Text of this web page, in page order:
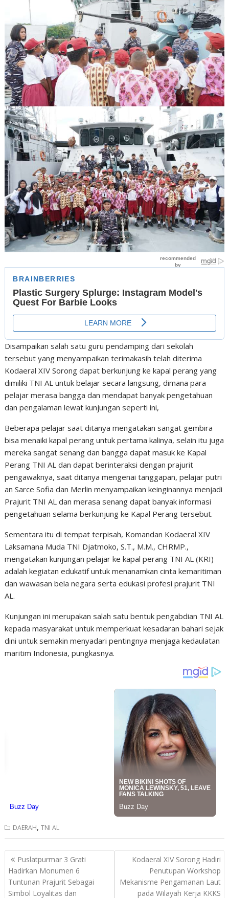
Disampaikan salah satu guru pendamping dari sekolah
tersebut yang menyampaikan terimakasih telah diterima
Kodaeral XIV Sorong dapat berkunjung ke kapal perang yang
dimiliki TNI AL untuk belajar secara langsung, dimana para
pelajar merasa bangga dan mendapat banyak pengetahuan
dan pengalaman lewat kunjungan seperti ini,
Beberapa pelajar saat ditanya mengatakan sangat gembira
bisa menaiki kapal perang untuk pertama kalinya, selain itu juga
mereka sangat senang dan bangga dapat masuk ke Kapal
Perang TNI AL dan dapat berinteraksi dengan prajurit
pengawaknya, saat ditanya mengenai tanggapan, pelajar putri
an Sarce Sofia dan Merlin menyampaikan keinginannya menjadi
Prajurit TNI AL dan merasa senang dapat banyak informasi
pengetahuan selama berkunjung ke Kapal Perang tersebut.
Sementara itu di tempat terpisah, Komandan Kodaeral XIV
Laksamana Muda TNI Djatmoko, S.T., M.M., CHRMP.,
mengatakan kunjungan pelajar ke kapal perang TNI AL (KRI)
adalah kegiatan edukatif untuk menanamkan cinta kemaritiman
dan wawasan bela negara serta edukasi profesi prajurit TNI
AL.
Kunjungan ini merupakan salah satu bentuk pengabdian TNI AL
kepada masyarakat untuk memperkuat kesadaran bahari sejak
dini untuk semakin menyadari pentingnya menjaga kedaulatan
maritim Indonesia, pungkasnya.
DAERAH,TNI AL
Post
navigation
Puslatpurmar 3 Grati
Hadirkan Monumen 6
Tuntunan Prajurit Sebagai
Simbol Loyalitas dan
Kodaeral XIV Sorong Hadiri
Penutupan Workshop
Mekanisme Pengamanan Laut
pada Wilayah Kerja KKKS